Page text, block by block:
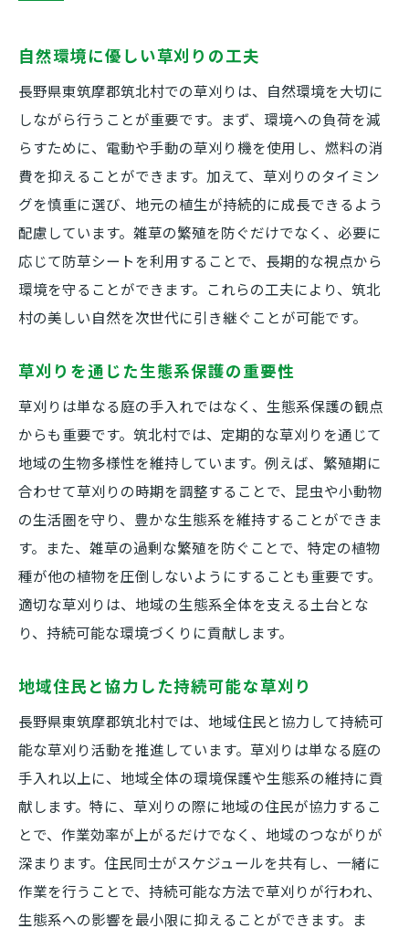
庭の健康を保つための草刈りテクニック
生態系バランスを考えた草刈りの利点
草刈りが植物と動物に及ぼす影響
持続可能な草刈り技術の導入
庭の生態系を豊かにするための草刈り
害虫を防ぐ草刈りの秘訣とその実践法
適切な草刈りで害虫発生を抑える方法
草刈りが害虫の生息環境に与える影響
草刈りでの自然な害虫管理の手法
害虫被害を最小限にする草刈りのポイント
庭を快適な空間にするための草刈りテクニック
草刈りで庭をリフレッシュする方法
快適な庭を作るための草刈りの基本
家族が集う庭を目指した草刈りの工夫
草刈り後に楽しめるガーデンスペースの作
り方
筑北村での草刈りが地域の景観維持に繋がる理
由
地域景観を守る草刈り活動の重要性
草刈りを通じた地域美化への貢献
村の景観を保つための草刈りの役割
草刈りが地域住民に与えるポジティブな影
響
コミュニティ活動としての草刈りの意義
自然環境に優しい草刈りの工夫
長野県東筑摩郡筑北村での草刈りは、自然環境を大切に
しながら行うことが重要です。まず、環境への負荷を減
らすために、電動や手動の草刈り機を使用し、燃料の消
費を抑えることができます。加えて、草刈りのタイミン
グを慎重に選び、地元の植生が持続的に成長できるよう
配慮しています。雑草の繁殖を防ぐだけでなく、必要に
応じて防草シートを利用することで、長期的な視点から
環境を守ることができます。これらの工夫により、筑北
村の美しい自然を次世代に引き継ぐことが可能です。
草刈りを通じた生態系保護の重要性
草刈りは単なる庭の手入れではなく、生態系保護の観点
からも重要です。筑北村では、定期的な草刈りを通じて
地域の生物多様性を維持しています。例えば、繁殖期に
合わせて草刈りの時期を調整することで、昆虫や小動物
の生活圏を守り、豊かな生態系を維持することができま
す。また、雑草の過剰な繁殖を防ぐことで、特定の植物
種が他の植物を圧倒しないようにすることも重要です。
適切な草刈りは、地域の生態系全体を支える土台とな
り、持続可能な環境づくりに貢献します。
地域住民と協力した持続可能な草刈り
長野県東筑摩郡筑北村では、地域住民と協力して持続可
能な草刈り活動を推進しています。草刈りは単なる庭の
手入れ以上に、地域全体の環境保護や生態系の維持に貢
献します。特に、草刈りの際に地域の住民が協力するこ
とで、作業効率が上がるだけでなく、地域のつながりが
深まります。住民同士がスケジュールを共有し、一緒に
作業を行うことで、持続可能な方法で草刈りが行われ、
生態系への影響を最小限に抑えることができます。ま